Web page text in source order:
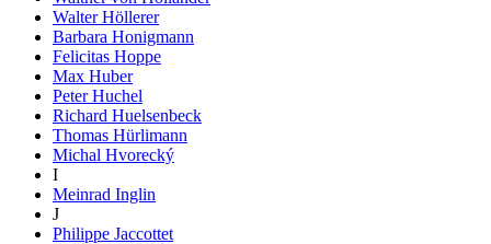
Walter Höllerer
Barbara Honigmann
Felicitas Hoppe
Max Huber
Peter Huchel
Richard Huelsenbeck
Thomas Hürlimann
Michal Hvorecký
I
Meinrad Inglin
J
Philippe Jaccottet